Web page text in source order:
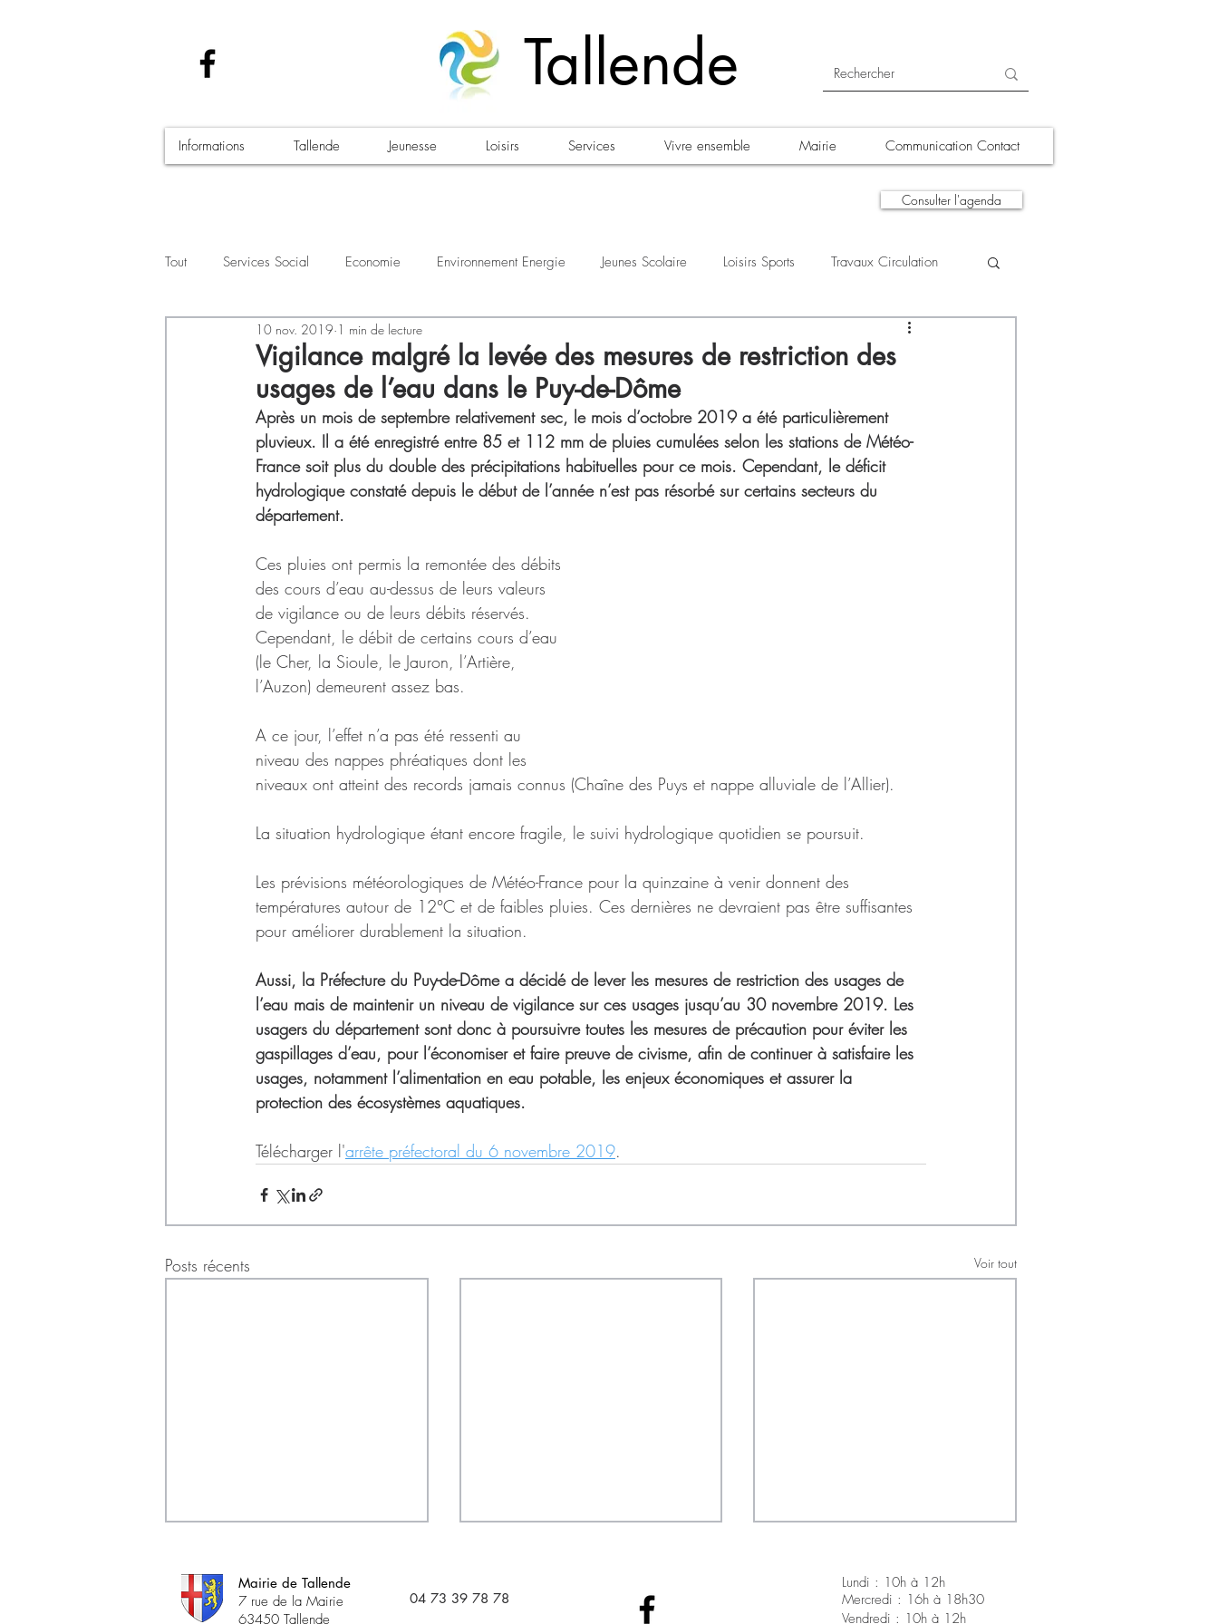
Tallende
Informations Tallende Jeunesse Loisirs Services Vivre ensemble Mairie Communication Contact
Consulter l'agenda
Tout Services Social Economie Environnement Energie Jeunes Scolaire Loisirs Sports Travaux Circulation
Santé - Covid-19 Culture Manifestations A la une
Vigilance malgré la levée des mesures de restriction des
usages de l’eau dans le Puy-de-Dôme
10 nov. 2019 1 min de lecture
Après un mois de septembre relativement sec, le mois d’octobre 2019 a été particulièrement
pluvieux. Il a été enregistré entre 85 et 112 mm de pluies cumulées selon les stations de Météo-
France soit plus du double des précipitations habituelles pour ce mois. Cependant, le déficit
hydrologique constaté depuis le début de l’année n’est pas résorbé sur certains secteurs du
département.
Ces pluies ont permis la remontée des débits
des cours d’eau au-dessus de leurs valeurs
de vigilance ou de leurs débits réservés.
Cependant, le débit de certains cours d’eau
(le Cher, la Sioule, le Jauron, l’Artière,
l’Auzon) demeurent assez bas.
A ce jour, l’effet n’a pas été ressenti au
niveau des nappes phréatiques dont les
niveaux ont atteint des records jamais connus (Chaîne des Puys et nappe alluviale de l’Allier).
La situation hydrologique étant encore fragile, le suivi hydrologique quotidien se poursuit.
Les prévisions météorologiques de Météo-France pour la quinzaine à venir donnent des
températures autour de 12°C et de faibles pluies. Ces dernières ne devraient pas être suffisantes
pour améliorer durablement la situation.
Aussi, la Préfecture du Puy-de-Dôme a décidé de lever les mesures de restriction des usages de
l’eau mais de maintenir un niveau de vigilance sur ces usages jusqu’au 30 novembre 2019. Les
usagers du département sont donc à poursuivre toutes les mesures de précaution pour éviter les
gaspillages d’eau, pour l’économiser et faire preuve de civisme, afin de continuer à satisfaire les
usages, notamment l’alimentation en eau potable, les enjeux économiques et assurer la
protection des écosystèmes aquatiques.
Télécharger l'arrête préfectoral du 6 novembre 2019.
Posts récents Voir tout
Mairie de Tallende
7 rue de la Mairie
63450 Tallende
04 73 39 78 78​
Lundi : 10h à 12h
Mercredi : 16h à 18h30
Vendredi : 10h à 12h